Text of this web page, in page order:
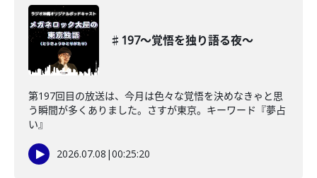
♯197〜覚悟を独り語る夜〜
第197回目の放送は、今月は色々な覚悟を決めなきゃと思
う瞬間が多くありました。さすが東京。キーワード『夢占
い』
2026.07.08 |00:25:20